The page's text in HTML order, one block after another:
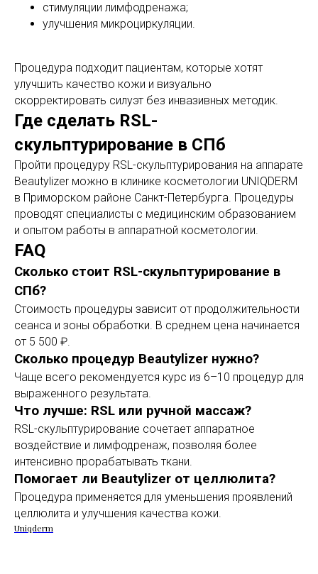
стимуляции лимфодренажа;
улучшения микроциркуляции.
Процедура подходит пациентам, которые хотят
улучшить качество кожи и визуально
скорректировать силуэт без инвазивных методик.
Где сделать RSL-
скульптурирование в СПб
Пройти процедуру RSL-скульптурирования на аппарате
Beautylizer можно в клинике косметологии UNIQDERM
в Приморском районе Санкт-Петербурга. Процедуры
проводят специалисты с медицинским образованием
и опытом работы в аппаратной косметологии.
FAQ
Сколько стоит RSL-скульптурирование в
СПб?
Стоимость процедуры зависит от продолжительности
сеанса и зоны обработки. В среднем цена начинается
от 5 500 ₽.
Сколько процедур Beautylizer нужно?
Чаще всего рекомендуется курс из 6–10 процедур для
выраженного результата.
Что лучше: RSL или ручной массаж?
RSL-скульптурирование сочетает аппаратное
воздействие и лимфодренаж, позволяя более
интенсивно прорабатывать ткани.
Помогает ли Beautylizer от целлюлита?
Процедура применяется для уменьшения проявлений
целлюлита и улучшения качества кожи.
Uniqderm